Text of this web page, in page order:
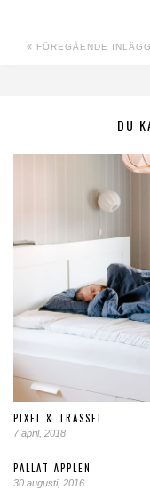
FÖREGÅENDE INLÄGG
DU
PIXEL & TRASSEL
7 april, 2018
PALLAT ÄPPLEN
30 augusti, 2016